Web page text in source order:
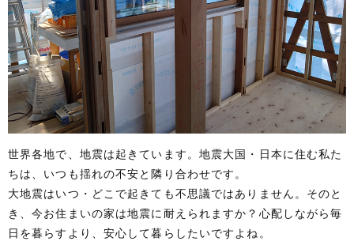
世界各地で、地震は起きています。地震大国・日本に住む私た
ちは、いつも揺れの不安と隣り合わせです。
大地震はいつ・どこで起きても不思議ではありません。そのと
き、今お住まいの家は地震に耐えられますか？心配しながら毎
日を暮らすより、安心して暮らしたいですよね。